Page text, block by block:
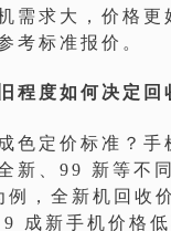
需求大，价格更
考标准报价。
程度如何决定回
色定价标准？手
新、99 新等不
，全新机回收
成新手机价格